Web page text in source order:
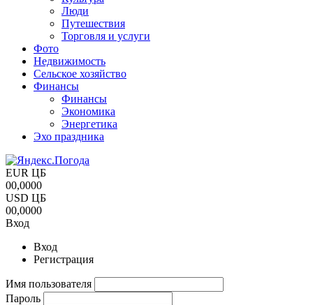
Люди
Путешествия
Торговля и услуги
Фото
Недвижимость
Сельское хозяйство
Финансы
Финансы
Экономика
Энергетика
Эхо праздника
EUR ЦБ
00,0000
USD ЦБ
00,0000
Вход
Вход
Регистрация
Имя пользователя
Пароль